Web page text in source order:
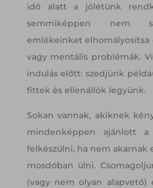
idő alatt a jólétünk
semmiképpen nem
emlékeinket
vagy mentális problémák.
indulás előtt: szedjünk
fittek és ellenállók legyünk.
Sokan vannak, akiknek
mindenképpen ajánlott a
felkészülni, ha nem akarnak
mosdóban ülni.
(vagy nem olyan alapvető)